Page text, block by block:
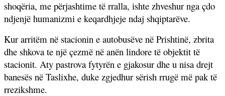
shoqëria, me përjashtime të rralla, ishte zhveshur nga çdo
ndjenjë humanizmi e keqardhjeje ndaj shqiptarëve.
Kur arritëm në stacionin e autobusëve në Prishtinë, zbrita
dhe shkova te një çezmë në anën lindore të objektit të
stacionit. Aty pastrova fytyrën e gjakosur dhe u nisa drejt
banesës në Taslixhe, duke zgjedhur sërish rrugë më pak të
rrezikshme.